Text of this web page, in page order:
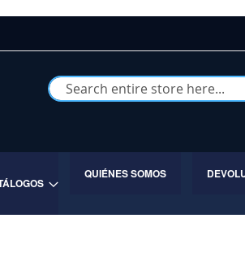
Buscar
QUIÉNES SOMOS